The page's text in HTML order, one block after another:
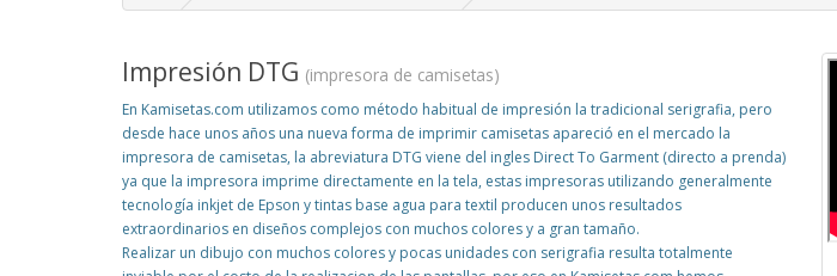
Impresión DTG (impresora de camisetas)
En Kamisetas.com utilizamos como método habitual de impresión la tradicional serigrafia, pero
desde hace unos años una nueva forma de imprimir camisetas apareció en el mercado la
impresora de camisetas, la abreviatura DTG viene del ingles Direct To Garment (directo a prenda)
ya que la impresora imprime directamente en la tela, estas impresoras utilizando generalmente
tecnología inkjet de Epson y tintas base agua para textil producen unos resultados
extraordinarios en diseños complejos con muchos colores y a gran tamaño.
Realizar un dibujo con muchos colores y pocas unidades con serigrafia resulta totalmente